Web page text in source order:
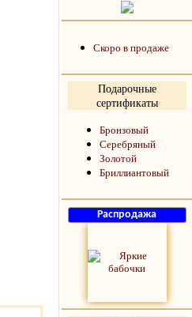
Скоро в продаже
Подарочные
сертификаты
Бронзовый
Серебряный
Золотой
Бриллиантовый